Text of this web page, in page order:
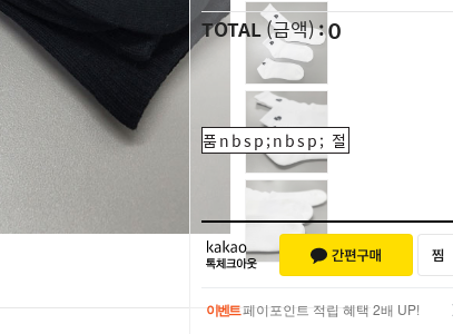
TOTAL(금액) 0
품nbsp;nbsp; 절
이벤트페이포인트 적립 혜택 2배 UP!